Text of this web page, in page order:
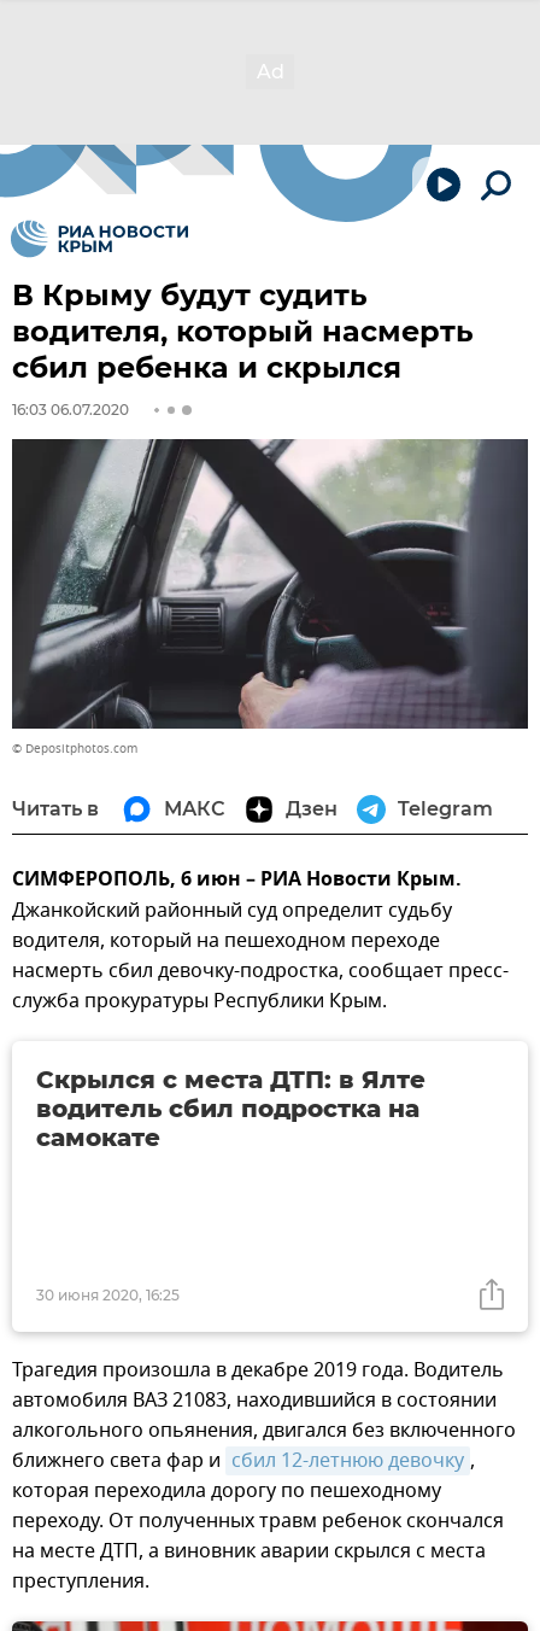
В Крыму будут судить
водителя, который насмерть
сбил ребенка и скрылся
16:03 06.07.2020
© Depositphotos.com
Читать в МАКС Дзен Telegram
СИМФЕРОПОЛЬ, 6 июн – РИА Новости Крым.
Джанкойский районный суд определит судьбу
водителя, который на пешеходном переходе
насмерть сбил девочку-подростка, сообщает пресс-
служба прокуратуры Республики Крым.
30 июня 2020, 16:25
Скрылся с места ДТП: в Ялте
водитель сбил подростка на
самокате
Трагедия произошла в декабре 2019 года. Водитель
автомобиля ВАЗ 21083, находившийся в состоянии
алкогольного опьянения, двигался без включенного
ближнего света фар и сбил 12-летнюю девочку ,
которая переходила дорогу по пешеходному
переходу. От полученных травм ребенок скончался
на месте ДТП, а виновник аварии скрылся с места
преступления.